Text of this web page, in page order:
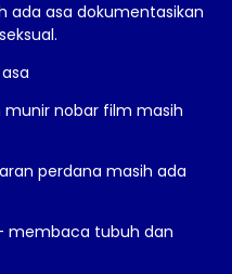
ada asa dokumentasikan
nobar film masih
perdana masih ada
membaca tubuh dan